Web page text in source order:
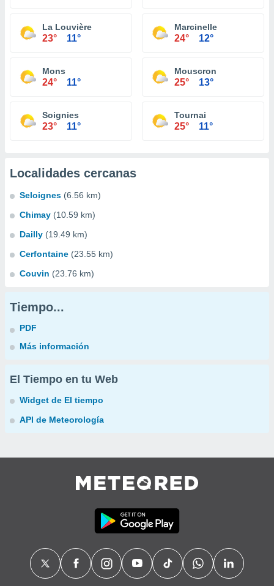
La Louvière
23° 11°
Marcinelle
24° 12°
Mons
24° 11°
Mouscron
25° 13°
Soignies
23° 11°
Tournai
25° 11°
Localidades cercanas
Seloignes (6.56 km)
Chimay (10.59 km)
Dailly (19.49 km)
Cerfontaine (23.55 km)
Couvin (23.76 km)
Tiempo...
PDF
Más información
El Tiempo en tu Web
Widget de El tiempo
API de Meteorología